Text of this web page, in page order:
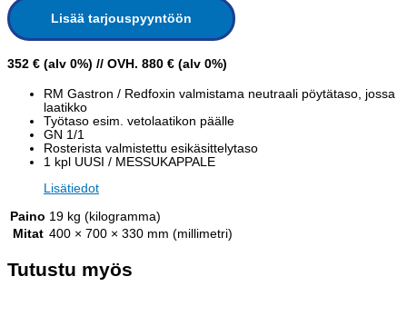
Lisää tarjouspyyntöön
352 € (alv 0%) // OVH. 880 € (alv 0%)
RM Gastron / Redfoxin valmistama neutraali pöytätaso, jossa
laatikko
Työtaso esim. vetolaatikon päälle
GN 1/1
Rosterista valmistettu esikäsittelytaso
1 kpl UUSI / MESSUKAPPALE
Lisätiedot
Paino 19 kg (kilogramma)
Mitat 400 × 700 × 330 mm (millimetri)
Tutustu myös